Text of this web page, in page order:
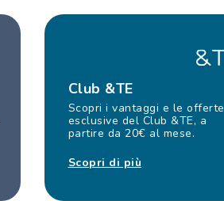
Club &TE
Scopri i vantaggi e le offerte
esclusive del Club &TE, a
partire da 20€ al mese.
Scopri di più